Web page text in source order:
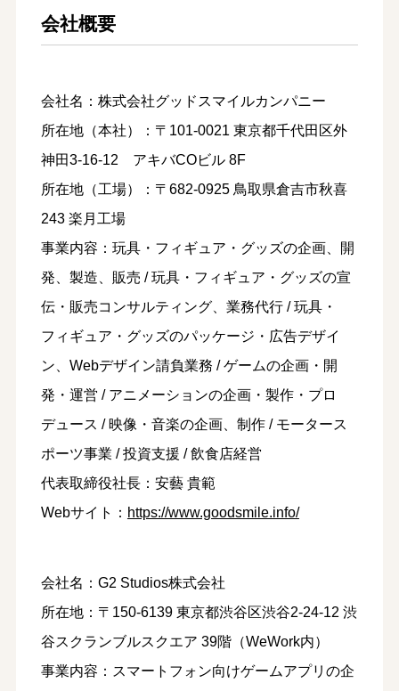
会社概要
会社名：株式会社グッドスマイルカンパニー
所在地（本社）：〒101-0021 東京都千代田区外
神田3-16-12 アキバCOビル 8F
所在地（工場）：〒682-0925 鳥取県倉吉市秋喜
243 楽月工場
事業内容：玩具・フィギュア・グッズの企画、開
発、製造、販売 / 玩具・フィギュア・グッズの宣
伝・販売コンサルティング、業務代行 / 玩具・
フィギュア・グッズのパッケージ・広告デザイ
ン、Webデザイン請負業務 / ゲームの企画・開
発・運営 / アニメーションの企画・製作・プロ
デュース / 映像・音楽の企画、制作 / モータース
ポーツ事業 / 投資支援 / 飲食店経営
代表取締役社長：安藝 貴範
Webサイト： https://www.goodsmile.info/
会社名：G2 Studios株式会社
所在地：〒150-6139 東京都渋谷区渋谷2-24-12 渋
谷スクランブルスクエア 39階（WeWork内）
事業内容：スマートフォン向けゲームアプリの企